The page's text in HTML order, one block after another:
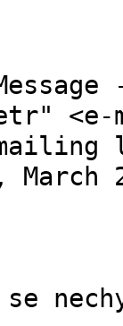
<e-
March